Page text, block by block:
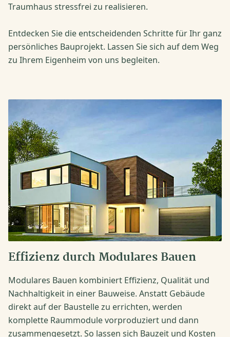
Traumhaus stressfrei zu realisieren.
Entdecken Sie die entscheidenden Schritte für Ihr ganz
persönliches Bauprojekt. Lassen Sie sich auf dem Weg
zu Ihrem Eigenheim von uns begleiten.
Effizienz durch Modulares Bauen
Modulares Bauen kombiniert Effizienz, Qualität und
Nachhaltigkeit in einer Bauweise. Anstatt Gebäude
direkt auf der Baustelle zu errichten, werden
komplette Raummodule vorproduziert und dann
zusammengesetzt. So lassen sich Bauzeit und Kosten